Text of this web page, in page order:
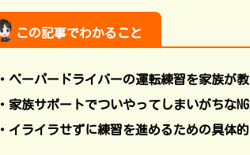
この記事でわかること
・ペーパードライバーの運転練習を家族が
・家族サポートでついやってしまいがちな
・イライラせずに練習を進めるための具体